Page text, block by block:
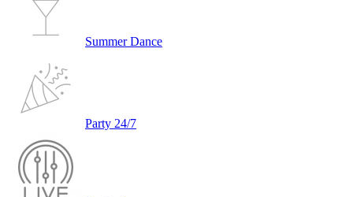
Summer Dance
Party 24/7